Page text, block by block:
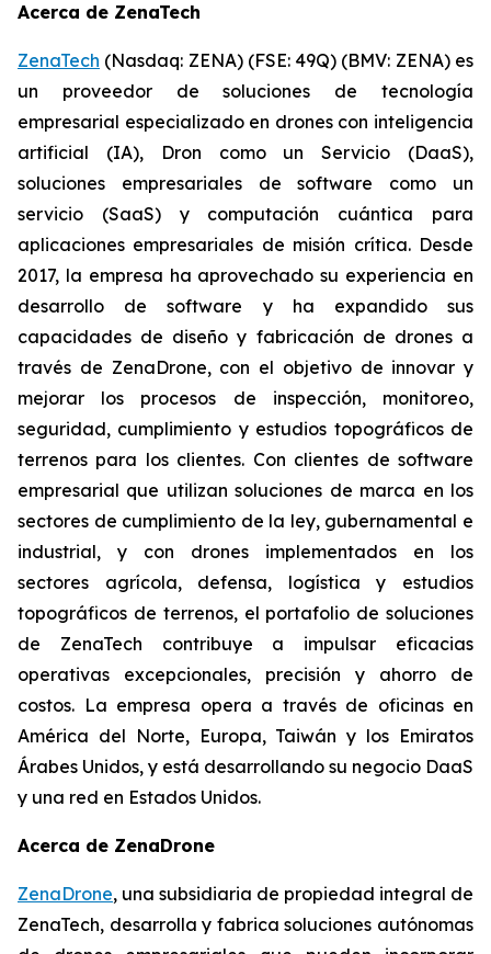
Acerca de ZenaTech
ZenaTech (Nasdaq: ZENA) (FSE: 49Q) (BMV: ZENA) es
un proveedor de soluciones de tecnología
empresarial especializado en drones con inteligencia
artificial (IA), Dron como un Servicio (DaaS),
soluciones empresariales de software como un
servicio (SaaS) y computación cuántica para
aplicaciones empresariales de misión crítica. Desde
2017, la empresa ha aprovechado su experiencia en
desarrollo de software y ha expandido sus
capacidades de diseño y fabricación de drones a
través de ZenaDrone, con el objetivo de innovar y
mejorar los procesos de inspección, monitoreo,
seguridad, cumplimiento y estudios topográficos de
terrenos para los clientes. Con clientes de software
empresarial que utilizan soluciones de marca en los
sectores de cumplimiento de la ley, gubernamental e
industrial, y con drones implementados en los
sectores agrícola, defensa, logística y estudios
topográficos de terrenos, el portafolio de soluciones
de ZenaTech contribuye a impulsar eficacias
operativas excepcionales, precisión y ahorro de
costos. La empresa opera a través de oficinas en
América del Norte, Europa, Taiwán y los Emiratos
Árabes Unidos, y está desarrollando su negocio DaaS
y una red en Estados Unidos.
Acerca de ZenaDrone
ZenaDrone, una subsidiaria de propiedad integral de
ZenaTech, desarrolla y fabrica soluciones autónomas